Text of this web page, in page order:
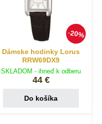
20%
Dámske hodinky Lorus
RRW69DX9
SKLADOM - ihneď k odberu
44 €
Do košíka